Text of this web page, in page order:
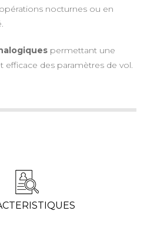
nocturnes ou en
permettant une
efficace des paramètres de vol.